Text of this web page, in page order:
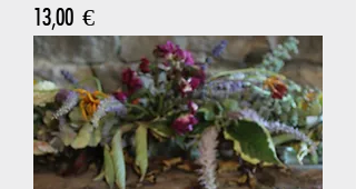
Preis
13,00 €